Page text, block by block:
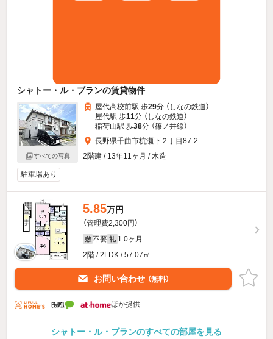
シャトー・ル・ブランの賃貸物件
すべての写真
屋代高校前駅 歩29分 （しなの鉄道）
屋代駅 歩11分 （しなの鉄道）
稲荷山駅 歩38分 （篠ノ井線）
長野県千曲市杭瀬下２丁目87-2
2階建 / 13年11ヶ月 / 木造
駐車場あり
5.85万円
（管理費2,300円）
敷 不要 礼 1.0ヶ月
2階 / 2LDK / 57.07㎡
お問い合わせ （無料）
ほか提供
シャトー・ル・ブランのすべての部屋を見る